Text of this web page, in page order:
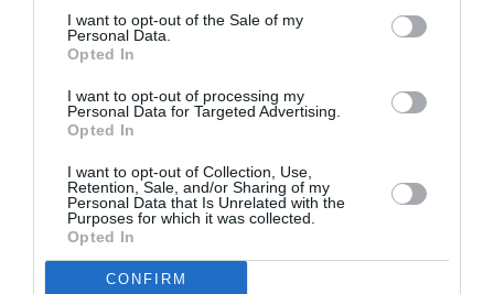
I want to opt-out of the Sale of my
Personal Data.
Opted In
I want to opt-out of processing my
Personal Data for Targeted Advertising.
Opted In
I want to opt-out of Collection, Use,
Retention, Sale, and/or Sharing of my
Personal Data that Is Unrelated with the
Purposes for which it was collected.
Opted In
CONFIRM
eventual drept asupra moştenirii din Lido, în
aşteptarea realizării formalităţilor birocratice,
procurorul, Giovanni Zorzi, a încredinţat, prin
intermediul forţelor de ordine intervenite la faţa
locului, cheile locuinţei în care trăia femeia pe via
Jacopo Cavalli, în custodia municipalităţii din Lido, ca
reprezentant instituţional în teritoriu.